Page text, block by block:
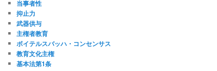
当事者性
抑止力
武器供与
主権者教育
ボイテルスバッハ・コンセンサス
教育文化主権
基本法第1条